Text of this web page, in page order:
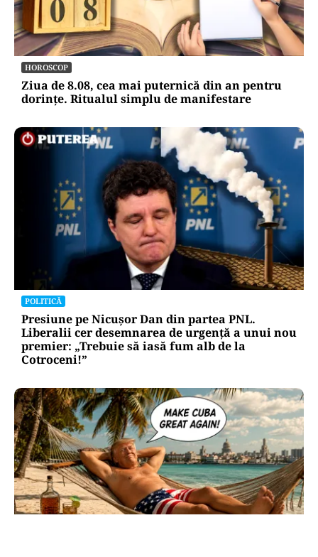
HOROSCOP
Ziua de 8.08, cea mai puternică din an pentru
dorințe. Ritualul simplu de manifestare
POLITICĂ
Presiune pe Nicușor Dan din partea PNL.
Liberalii cer desemnarea de urgență a unui nou
premier: „Trebuie să iasă fum alb de la
Cotroceni!”